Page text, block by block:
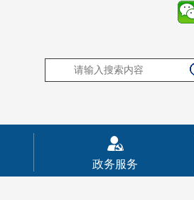
政务服务